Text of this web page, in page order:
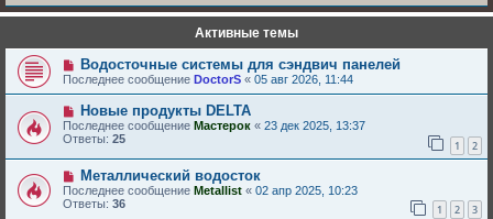
Активные темы
Водосточные системы для сэндвич панелей
Последнее сообщение DoctorS « 05 авг 2026, 11:44
Новые продукты DELTA
Последнее сообщение Мастерок « 23 дек 2025, 13:37
Ответы: 25 1 2
Металлический водосток
Последнее сообщение Metallist « 02 апр 2025, 10:23
Ответы: 36 1 2 3